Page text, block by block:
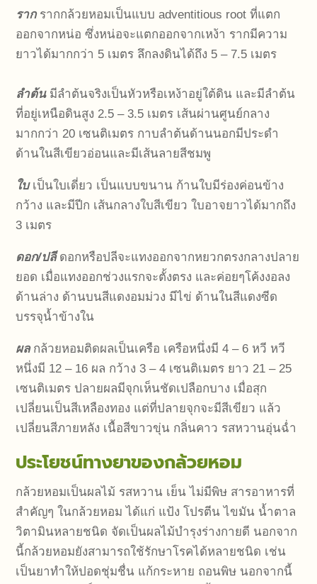
ราก รากกล้วยหอมเป็นแบบ adventitious root ที่แตก
ออกจากหน่อ ซึ่งหน่อจะแตกออกจากเหง้า รากมีความ
ยาวได้มากกว่า 5 เมตร ลึกลงดินได้ถึง 5 – 7.5 เมตร
ลำต้นมีลำต้นจริงเป็นหัวหรือเหง้าอยู่ใต้ดิน และมีลำต้น
ที่อยู่เหนือดินสูง 2.5 – 3.5 เมตร เส้นผ่านศูนย์กลาง
มากกว่า 20 เซนติเมตร กาบลำต้นด้านนอกมีประดำ
ด้านในสีเขียวอ่อนและมีเส้นลายสีชมพู
ใบเป็นใบเดี่ยว เป็นแบบขนาน ก้านใบมีร่องค่อนข้าง
กว้าง และมีปีก เส้นกลางใบสีเขียว ใบอาจยาวได้มากถึง
3 เมตร
ดอก/ปลีดอกหรือปลีจะแทงออกจากหยวกตรงกลางปลาย
ยอด เมื่อแทงออกช่วงแรกจะตั้งตรง และค่อยๆโค้งงอลง
ด้านล่าง ด้านบนสีแดงอมม่วง มีไข่ ด้านในสีแดงซีด
บรรจุน้ำข้างใน
ผล กล้วยหอมติดผลเป็นเครือ เครือหนึ่งมี 4 – 6 หวี หวี
หนึ่งมี 12 – 16 ผล กว้าง 3 – 4 เซนติเมตร ยาว 21 – 25
เซนติเมตร ปลายผลมีจุกเห็นชัดเปลือกบาง เมื่อสุก
เปลี่ยนเป็นสีเหลืองทอง แต่ที่ปลายจุกจะมีสีเขียว แล้ว
เปลี่ยนสีภายหลัง เนื้อสีขาวขุ่น กลิ่นคาว รสหวานอุ่นฉ่ำ
ประโยชน์ทางยาของกล้วยหอม
กล้วยหอมเป็นผลไม้ รสหวาน เย็น ไม่มีพิษ สารอาหารที่
สำคัญๆ ในกล้วยหอม ได้แก่ แป้ง โปรตีน ไขมัน น้ำตาล
วิตามินหลายชนิด จัดเป็นผลไม้บำรุงร่างกายดี นอกจาก
นี้กล้วยหอมยังสามารถใช้รักษาโรคได้หลายชนิด เช่น
เป็นยาทำให้ปอดชุ่มชื่น แก้กระหาย ถอนพิษ นอกจากนี้